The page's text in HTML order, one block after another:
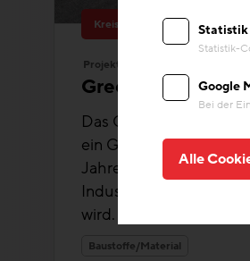
Projekt
Greenity Gate
Das Greenity Gate in
ein Gewerbekomplex
Jahren, der heute als
Industrie- und
wird. Auf ...
Baustoffe/Material
Statistik
Statistik-
Google
Bei der
Alle